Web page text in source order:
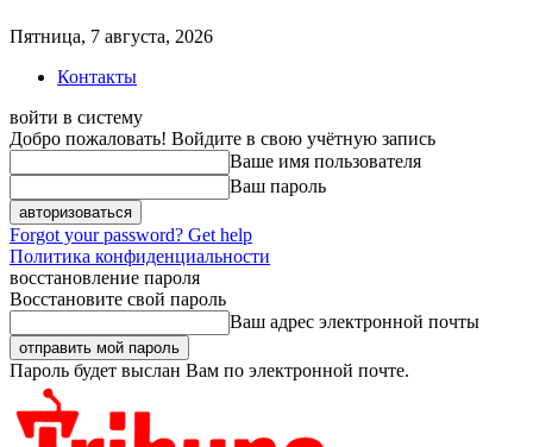
Пятница, 7 августа, 2026
Контакты
войти в систему
Добро пожаловать! Войдите в свою учётную запись
Ваше имя пользователя
Ваш пароль
Forgot your password? Get help
Политика конфиденциальности
восстановление пароля
Восстановите свой пароль
Ваш адрес электронной почты
Пароль будет выслан Вам по электронной почте.